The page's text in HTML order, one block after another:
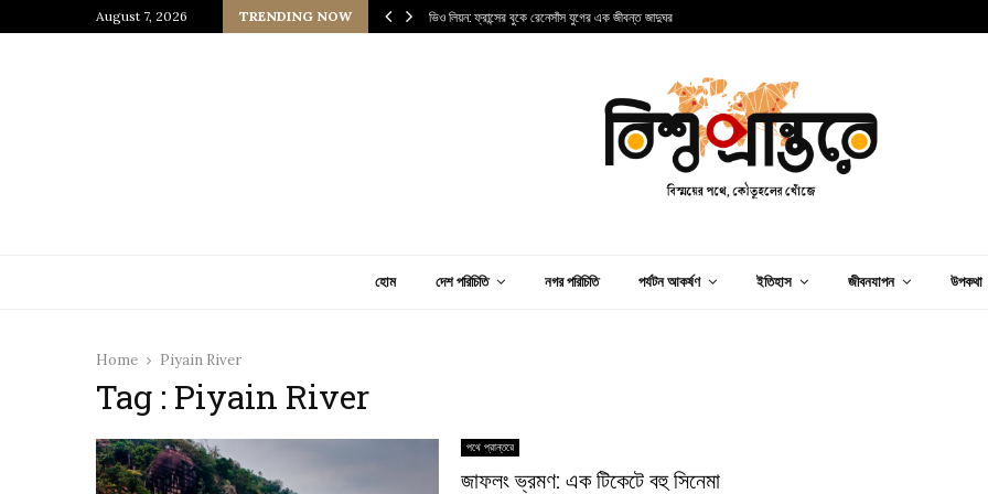
August 7, 2026 TRENDING NOW
জাপানি আধ্যাত্মিকতার ছোঁয়া ভিও লিয়ন: ফ্রান্সের বুকে রেনেসাঁস যুগের এক জীবন্ত জাদুঘর
হোম দেশ পরিচিতি নগর পরিচিতি পর্যটন আকর্ষণ ইতিহাস জীবনযাপন উপকথা
Home Piyain River
Tag : Piyain River
পথে প্রান্তরে
জাফলং ভ্রমণ: এক টিকেটে বহু সিনেমা